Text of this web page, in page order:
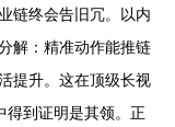
链终会告旧冗。以内
解：精准动作能推链
提升。这在顶级长视
得到证明是其领。正